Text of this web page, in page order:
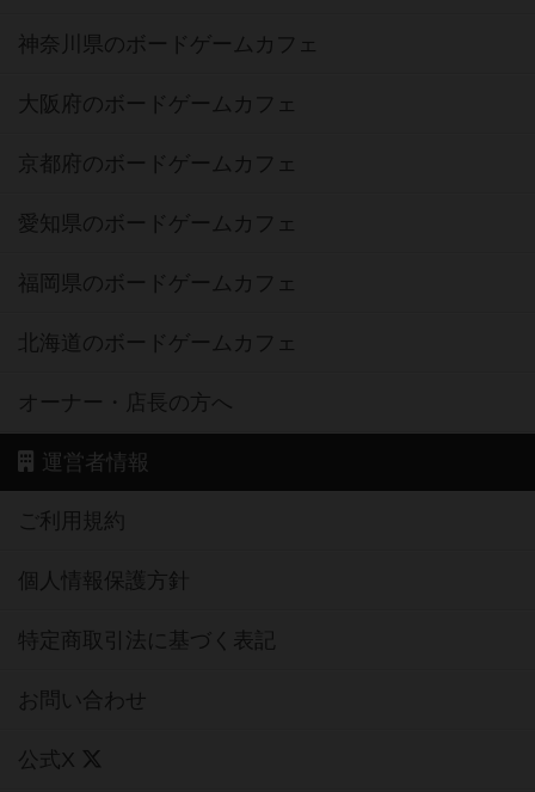
神奈川県のボードゲームカフェ
大阪府のボードゲームカフェ
京都府のボードゲームカフェ
愛知県のボードゲームカフェ
福岡県のボードゲームカフェ
北海道のボードゲームカフェ
オーナー・店長の方へ
運営者情報
ご利用規約
個人情報保護方針
特定商取引法に基づく表記
お問い合わせ
公式X